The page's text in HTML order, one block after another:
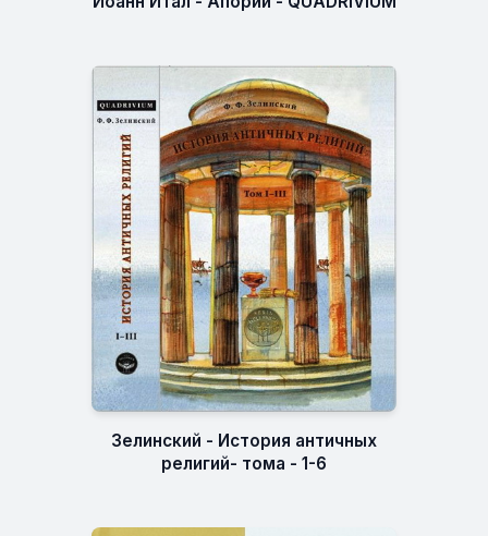
Зелинский - История античных
религий- тома - 1-6